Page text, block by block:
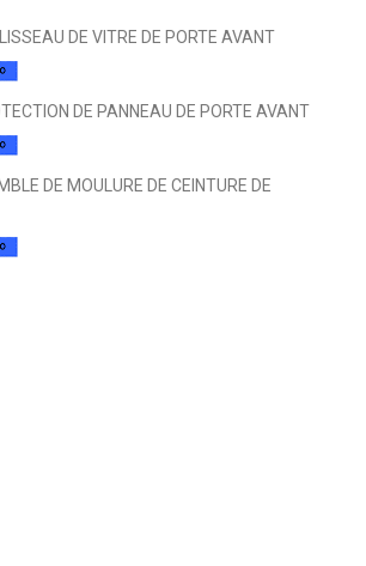
DE VITRE DE PORTE AVANT
DE PANNEAU DE PORTE AVANT
DE MOULURE DE CEINTURE DE